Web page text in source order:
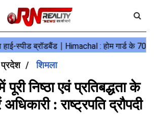
प्रदेश शिमला
पूरी निष्ठा एवं प्रतिबद्धता के
: राष्ट्रपति द्रौपदी